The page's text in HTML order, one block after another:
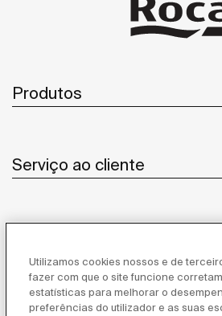
Produtos
Serviço ao cliente
Inspiração
Utilizamos cookies nossos e de
fazer com que o site funcione
estatísticas para melhorar o
preferências do utilizador e as suas